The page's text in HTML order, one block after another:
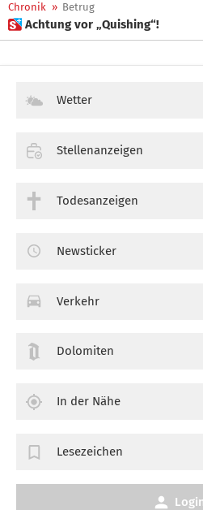
Chronik » Betrug
 Achtung vor „Quishing“!
Wetter
Stellenanzeigen
Todesanzeigen
Newsticker
Verkehr
Dolomiten
In der Nähe
Lesezeichen